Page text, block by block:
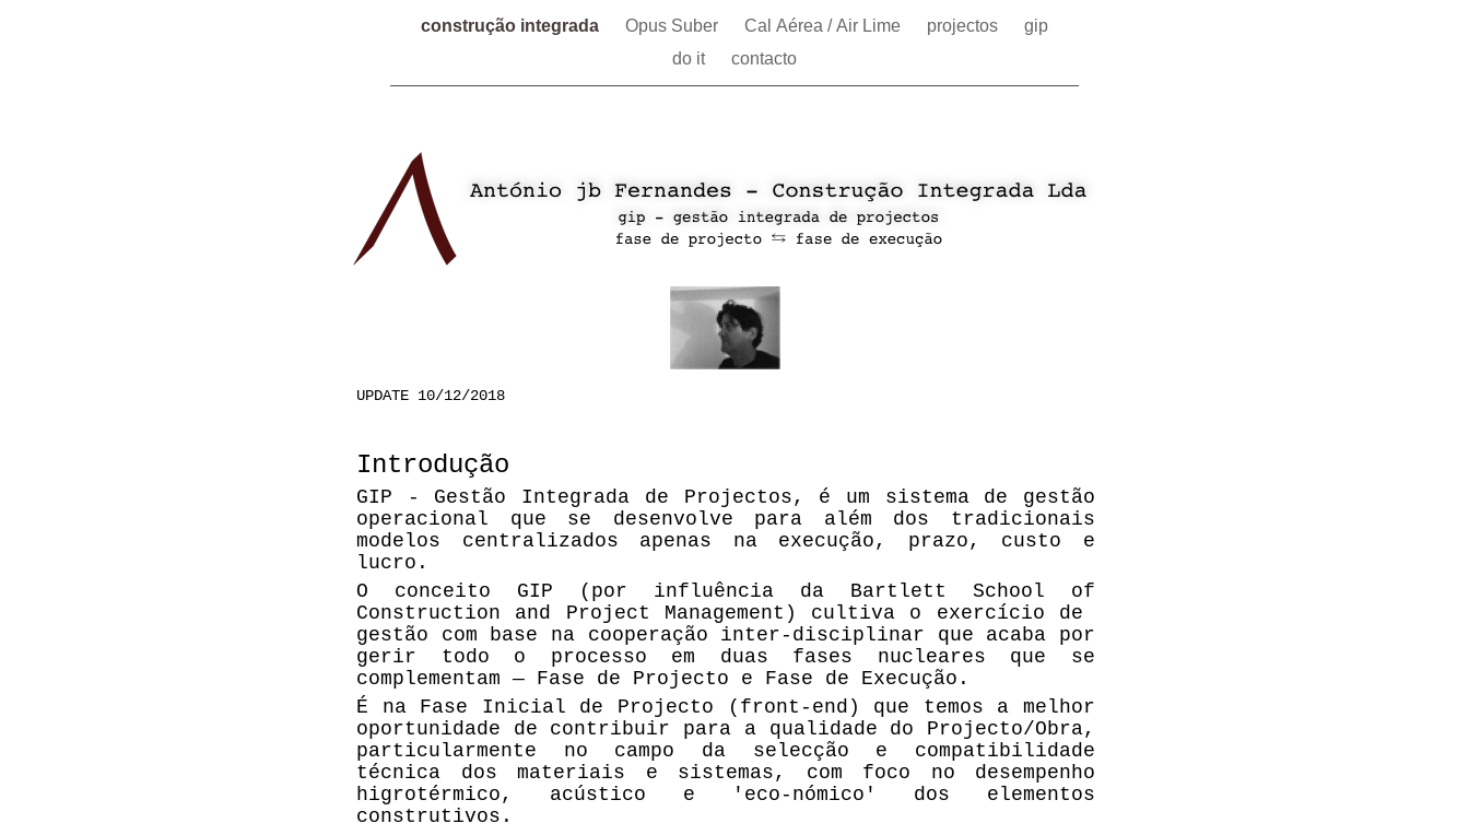
construção integrada Opus Suber Cal Aérea / Air Lime projectos
gip
do it
contacto
UPDATE 10/12/2018
Introdução
GIP - Gestão Integrada de Projectos, é um sistema de gestão
operacional que se desenvolve para além dos tradicionais
modelos centralizados apenas na execução, prazo, custo e
lucro.
O conceito GIP (por influência da Bartlett School of
Construction and Project Management)
cultiva o exercício de
gestão com base na cooperação inter-disciplinar que acaba por
gerir todo o processo em duas fases nucleares que se
complementam — Fase de Projecto e Fase de Execução.
É na Fase Inicial de Projecto (front-end) que temos a melhor
oportunidade de contribuir para a qualidade do Projecto/Obra,
particularmente no campo da selecção e compatibilidade
técnica dos materiais e sistemas, com foco no desempenho
higrotérmico, acústico e 'eco-nómico' dos elementos
construtivos.